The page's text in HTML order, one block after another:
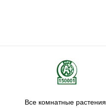
Все комнатные растения